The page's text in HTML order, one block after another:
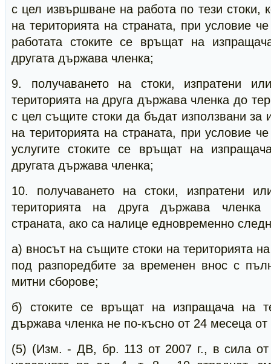
с цел извършване на работа по тези стоки,
на територията на страната, при условие
работата стоките се връщат на
другата държава членка;
9. получаването на стоки, изпратени
територията на друга държава членка до
с цел същите стоки да бъдат използвани за
на територията на страната, при условие
услугите стоките се връщат на
другата държава членка;
10. получаването на стоки, изпратени
територията на друга държава членка
страната, ако са налице едновременно
а) вносът на същите стоки на територията
под разпоредбите за временен внос с
митни сборове;
б) стоките се връщат на изпращача на
държава членка не по-късно от 24 месеца
(5) (Изм. - ДВ, бр. 113 от 2007 г., в сила от